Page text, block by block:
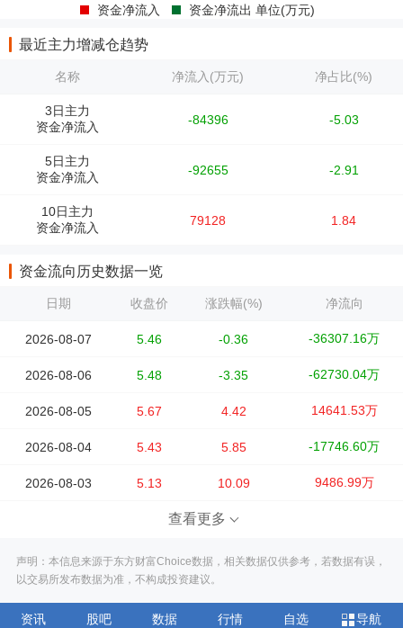
资金净流入 资金净流出 单位(万元)
最近主力增减仓趋势
名称 净流入(万元) 净占比(%)
3日主力
资金净流入
-84396 -5.03
5日主力
资金净流入
-92655 -2.91
10日主力
资金净流入
79128 1.84
资金流向历史数据一览
日期 收盘价 涨跌幅(%) 净流向
2026-08-07 5.46 -0.36 -36307.16万
2026-08-06 5.48 -3.35 -62730.04万
2026-08-05 5.67 4.42 14641.53万
2026-08-04 5.43 5.85 -17746.60万
2026-08-03 5.13 10.09 9486.99万
查看更多
声明：本信息来源于东方财富Choice数据，相关数据仅供参考，若数据有误，
以交易所发布数据为准，不构成投资建议。
资讯 股吧 数据 行情 自选 导航